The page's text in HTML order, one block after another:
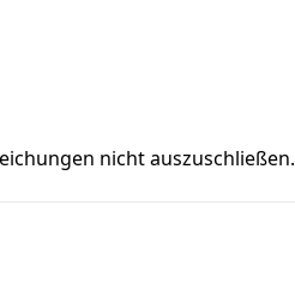
nicht auszuschließen.